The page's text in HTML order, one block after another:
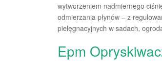
wytworzeniem nadmiernego
odmierzania płynów – z
pielęgnacyjnych w sadach,
Epm